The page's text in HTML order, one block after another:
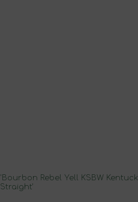
'Bourbon Rebel Yell KSBW
Straight'